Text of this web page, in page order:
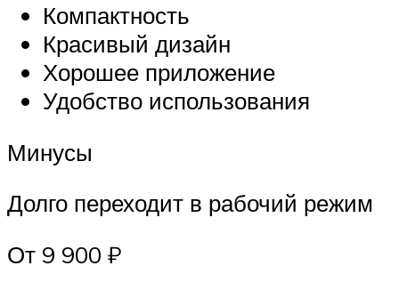
Компактность
Красивый дизайн
Хорошее приложение
Удобство использования
Минусы
Долго переходит в рабочий режим
От 9 900 ₽